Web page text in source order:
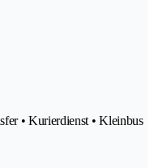
• Kurierdienst • Kleinbus